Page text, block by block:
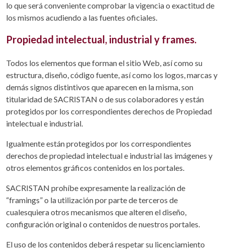
lo que será conveniente comprobar la vigencia o exactitud de
los mismos acudiendo a las fuentes oficiales.
Propiedad intelectual, industrial y frames.
Todos los elementos que forman el sitio Web, así como su
estructura, diseño, código fuente, así como los logos, marcas y
demás signos distintivos que aparecen en la misma, son
titularidad de SACRISTAN o de sus colaboradores y están
protegidos por los correspondientes derechos de Propiedad
intelectual e industrial.
Igualmente están protegidos por los correspondientes
derechos de propiedad intelectual e industrial las imágenes y
otros elementos gráficos contenidos en los portales.
SACRISTAN prohíbe expresamente la realización de
“framings” o la utilización por parte de terceros de
cualesquiera otros mecanismos que alteren el diseño,
configuración original o contenidos de nuestros portales.
El uso de los contenidos deberá respetar su licenciamiento